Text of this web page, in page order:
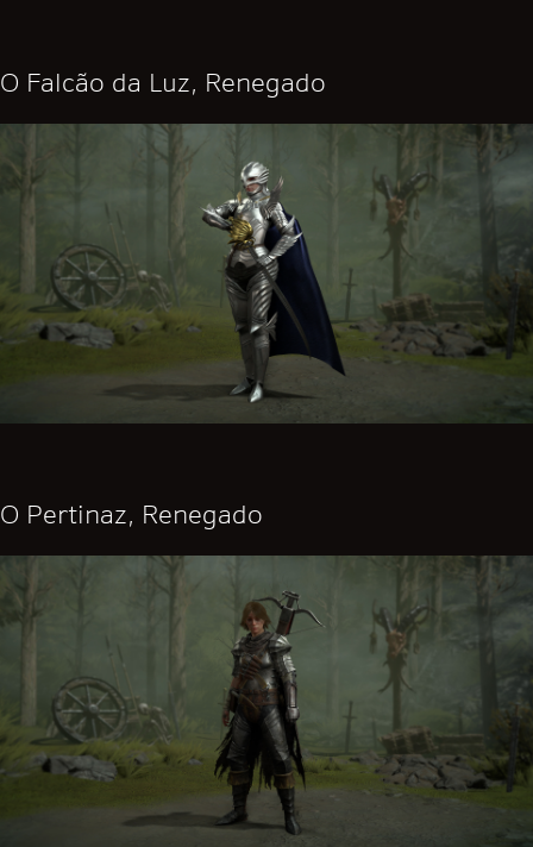
O Falcão da Luz, Renegado
O Pertinaz, Renegado